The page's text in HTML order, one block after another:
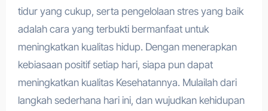
tidur yang cukup, serta pengelolaan stres yang baik
adalah cara yang terbukti bermanfaat untuk
meningkatkan kualitas hidup. Dengan menerapkan
kebiasaan positif setiap hari, siapa pun dapat
meningkatkan kualitas Kesehatannya. Mulailah dari
langkah sederhana hari ini, dan wujudkan kehidupan